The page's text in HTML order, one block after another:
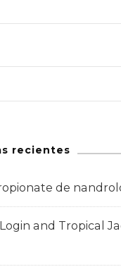
recientes
de
and Tropical